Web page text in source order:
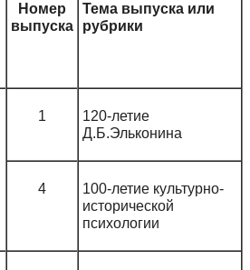
Номер
выпуска
Тема выпуска или
рубрики
1
120-летие
Д.Б.Эльконина
4
100-летие культурно-
исторической
психологии